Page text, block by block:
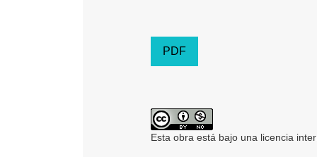
PDF
Esta obra está bajo una licencia